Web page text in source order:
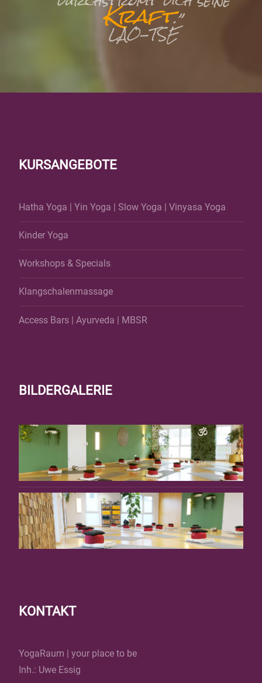
Kraft.”
LAO-TSE
KURSANGEBOTE
Hatha Yoga | Yin Yoga | Slow Yoga | Vinyasa Yoga
Kinder Yoga
Workshops & Specials
Klangschalenmassage
Access Bars | Ayurveda | MBSR
BILDERGALERIE
KONTAKT
YogaRaum | your place to be
Inh.: Uwe Essig